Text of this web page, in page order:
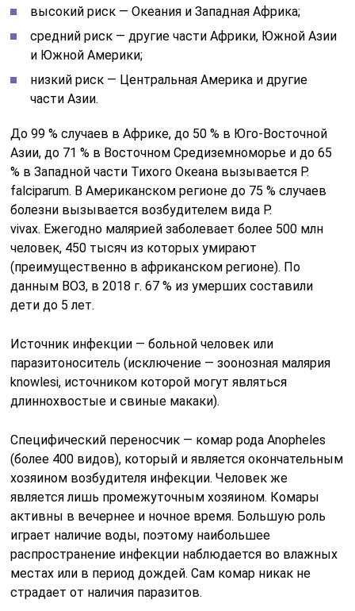
высокий риск — Океания и Западная Африка;
средний риск — другие части Африки, Южной Азии
и Южной Америки;
низкий риск — Центральная Америка и другие
части Азии.
До 99 % случаев в Африке, до 50 % в Юго-Восточной
Азии, до 71 % в Восточном Средиземноморье и до 65
% в Западной части Тихого Океана вызывается P.
falciparum. В Американском регионе до 75 % случаев
болезни вызывается возбудителем вида P.
vivax. Ежегодно малярией заболевает более 500 млн
человек, 450 тысяч из которых умирают
(преимущественно в африканском регионе). По
данным ВОЗ, в 2018 г. 67 % из умерших составили
дети до 5 лет.
Источник инфекции — больной человек или
паразитоноситель (исключение — зоонозная малярия
knowlesi, источником которой могут являться
длиннохвостые и свиные макаки).
Специфический переносчик — комар рода Anopheles
(более 400 видов), который и является окончательным
хозяином возбудителя инфекции. Человек же
является лишь промежуточным хозяином. Комары
активны в вечернее и ночное время. Большую роль
играет наличие воды, поэтому наибольшее
распространение инфекции наблюдается во влажных
местах или в период дождей. Сам комар никак не
страдает от наличия паразитов.